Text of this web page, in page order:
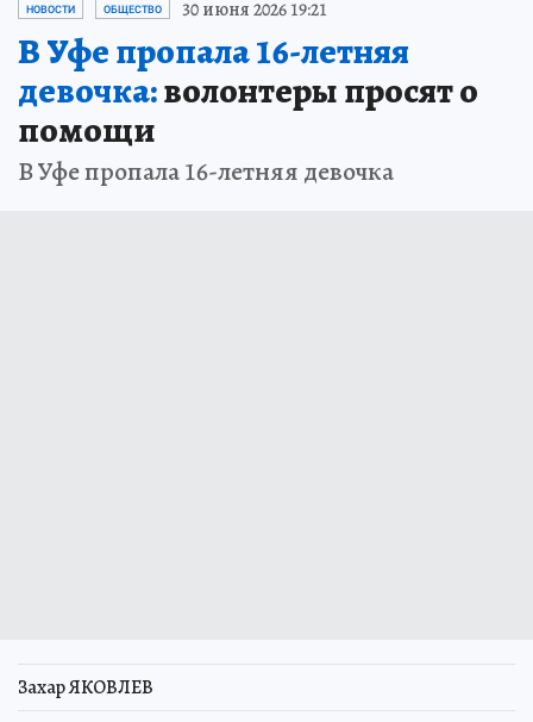
НОВОСТИ ОБЩЕСТВО 30 июня 2026 19:21
В Уфе пропала 16-летняя
девочка:волонтеры просят о
помощи
В Уфе пропала 16-летняя девочка
Захар ЯКОВЛЕВ